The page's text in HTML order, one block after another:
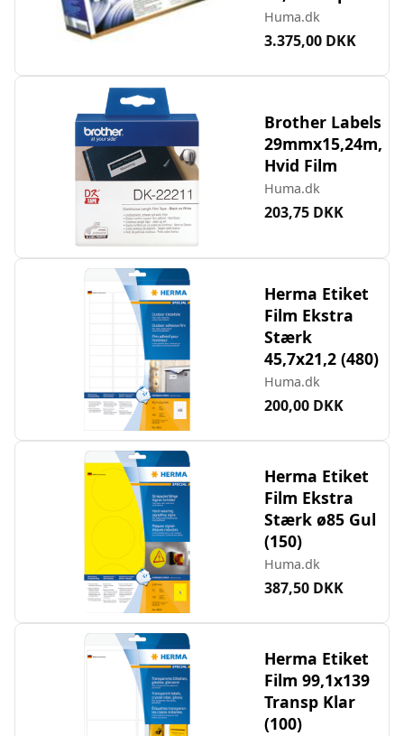
Huma.dk
3.375,00 DKK
Brother Labels
29mmx15,24m,
Hvid Film
Huma.dk
203,75 DKK
Herma Etiket
Film Ekstra
Stærk
45,7x21,2 (480)
Huma.dk
200,00 DKK
Herma Etiket
Film Ekstra
Stærk ø85 Gul
(150)
Huma.dk
387,50 DKK
Herma Etiket
Film 99,1x139
Transp Klar
(100)